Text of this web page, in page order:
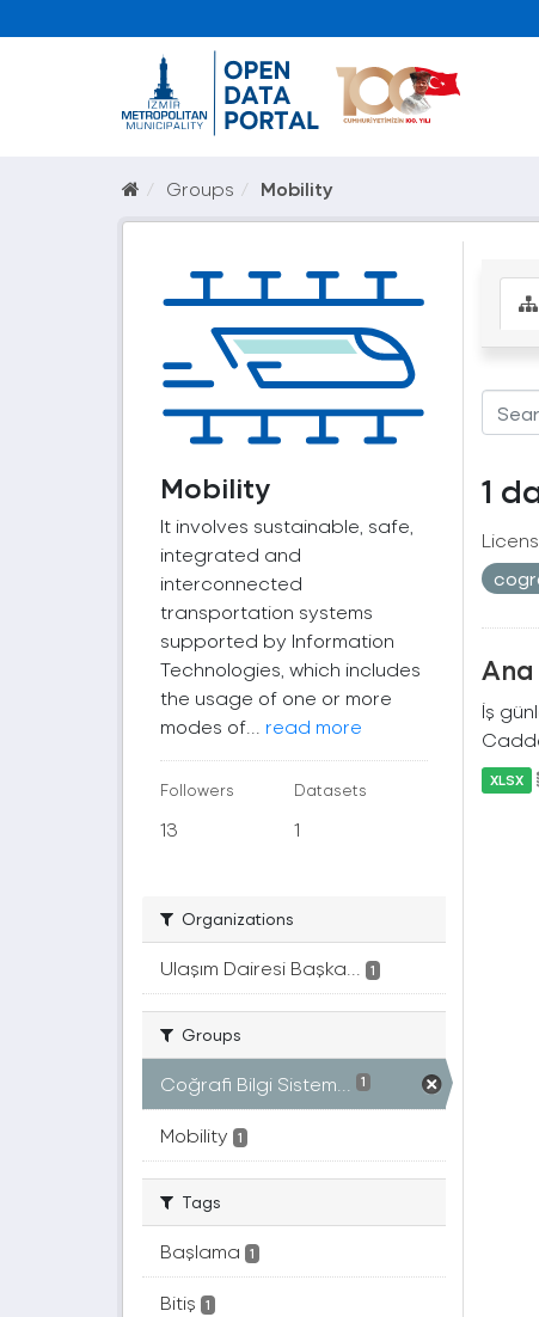
Groups Mobility
Mobility
It involves sustainable, safe,
integrated and
interconnected
transportation systems
supported by Information
Technologies, which includes
the usage of one or more
modes of... read more
Followers
13
Datasets
1
Organizations
Ulaşım Dairesi Başka... 1
Groups
Coğrafi Bilgi Sistem... 1
Mobility 1
Tags
Başlama 1
Bitiş 1
1
Ana
İş
XLSX